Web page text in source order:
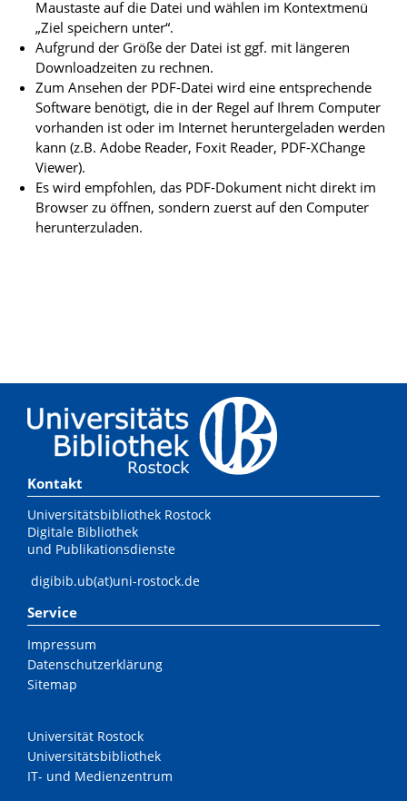
Maustaste auf die Datei und wählen im Kontextmenü
„Ziel speichern unter“.
Aufgrund der Größe der Datei ist ggf. mit längeren
Downloadzeiten zu rechnen.
Zum Ansehen der PDF-Datei wird eine entsprechende
Software benötigt, die in der Regel auf Ihrem Computer
vorhanden ist oder im Internet heruntergeladen werden
kann (z.B. Adobe Reader, Foxit Reader, PDF-XChange
Viewer).
Es wird empfohlen, das PDF-Dokument nicht direkt im
Browser zu öffnen, sondern zuerst auf den Computer
herunterzuladen.
Kontakt
Universitätsbibliothek Rostock
Digitale Bibliothek
und Publikationsdienste
digibib.ub(at)uni-rostock.de
Service
Impressum
Datenschutzerklärung
Sitemap
Universität Rostock
Universitätsbibliothek
IT- und Medienzentrum